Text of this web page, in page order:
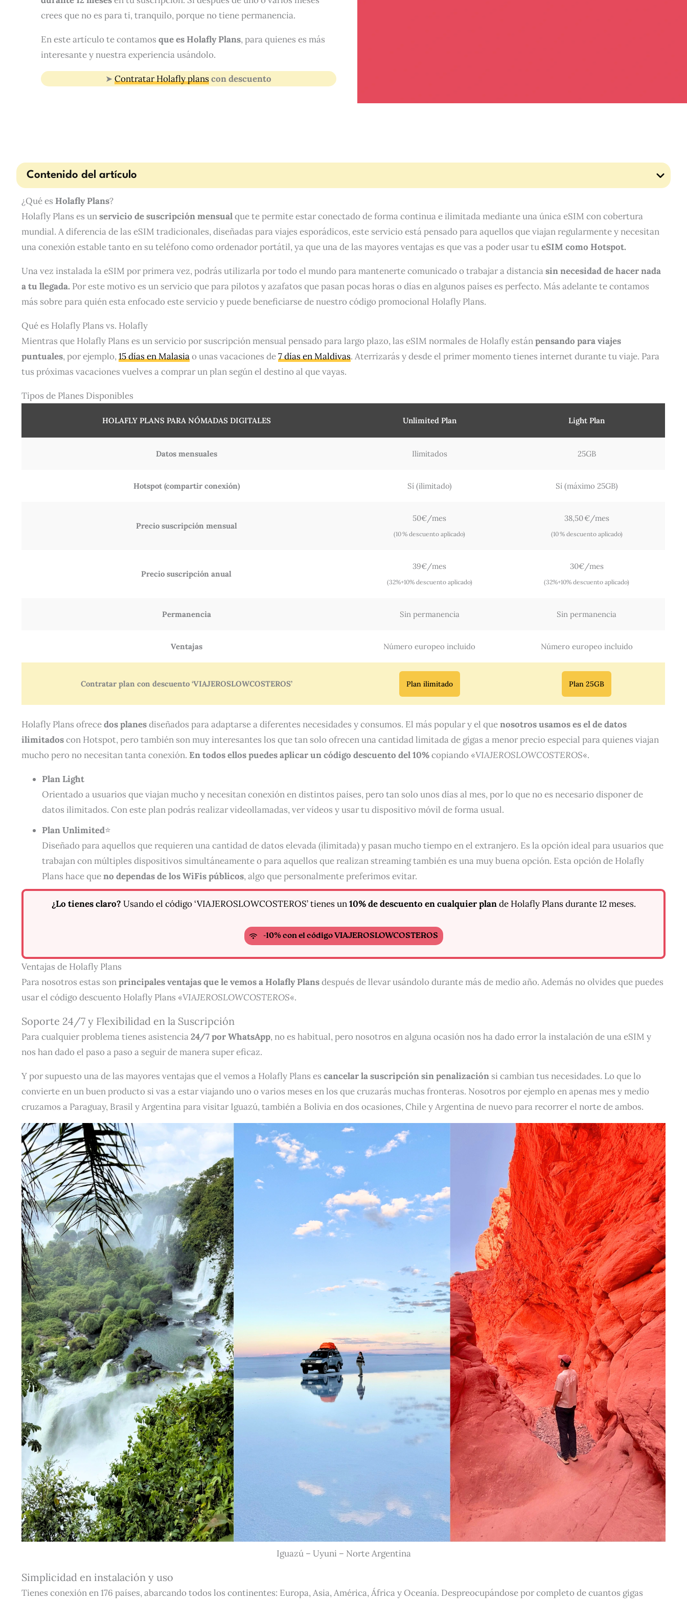
crees que no es para ti, tranquilo, porque no tiene permanencia.
En este artículo te contamos que es Holafly Plans, para quienes es más
interesante y nuestra experiencia usándolo.
➤Contratar Holafly planscon descuento
Contenido del artículo
¿Qué es Holafly Plans?
Holafly Plans es unservicio de suscripción mensualque te permite estar conectado de forma continua e ilimitada mediante una única eSIM con cobertura
mundial. A diferencia de las eSIM tradicionales, diseñadas para viajes esporádicos, este servicio está pensado para aquellos que viajan regularmente y necesitan
una conexión estable tanto en su teléfono como ordenador portátil, ya que una de las mayores ventajas es que vas a poder usar tueSIM como Hotspot.
Una vez instalada la eSIM por primera vez, podrás utilizarla por todo el mundo para mantenerte comunicado o trabajar a distanciasin necesidad de hacer nada
a tu llegada. Por este motivo es un servicio que para pilotos y azafatos que pasan pocas horas o días en algunos países es perfecto. Más adelante te contamos
más sobre para quién esta enfocado este servicio y puede beneficiarse de nuestro código promocional Holafly Plans.
Qué es Holafly Plans vs. Holafly
Mientras que Holafly Plans es un servicio por suscripción mensual pensado para largo plazo, las eSIM normales de Holafly estánpensando para viajes
puntuales, por ejemplo,15 días en Malasiao unas vacaciones de7 días en Maldivas. Aterrizarás y desde el primer momento tienes internet durante tu viaje. Para
tus próximas vacaciones vuelves a comprar un plan según el destino al que vayas.
Tipos de Planes Disponibles
HOLAFLY PLANS PARA NÓMADAS DIGITALES Unlimited Plan Light Plan
Datos mensuales Ilimitados 25GB
Hotspot (compartir conexión) Sí (ilimitado) Sí (máximo 25GB)
Precio suscripción mensual
50€/mes
(10 % descuento aplicado)
38,50 €/mes
(10 % descuento aplicado)
Precio suscripción anual
39€/mes
(32%+10% descuento aplicado)
30€/mes
(32%+10% descuento aplicado)
Permanencia Sin permanencia Sin permanencia
Ventajas Número europeo incluido Número europeo incluido
Contratar plan con descuento ‘VIAJEROSLOWCOSTEROS’ Plan ilimitado Plan 25GB
Holafly Plans ofrecedos planesdiseñados para adaptarse a diferentes necesidades y consumos. El más popular y el quenosotros usamos es el de datos
ilimitadoscon Hotspot, pero también son muy interesantes los que tan solo ofrecen una cantidad limitada de gigas a menor precio especial para quienes viajan
mucho pero no necesitan tanta conexión. En todos ellos puedes aplicar un código descuento del 10%copiando «VIAJEROSLOWCOSTEROS«.
Plan Light
Orientado a usuarios que viajan mucho y necesitan conexión en distintos países, pero tan solo unos días al mes, por lo que no es necesario disponer de
datos ilimitados. Con este plan podrás realizar videollamadas, ver vídeos y usar tu dispositivo móvil de forma usual.
Plan Unlimited⭐
Diseñado para aquellos que requieren una cantidad de datos elevada (ilimitada) y pasan mucho tiempo en el extranjero. Es la opción ideal para usuarios que
trabajan con múltiples dispositivos simultáneamente o para aquellos que realizan streaming también es una muy buena opción. Esta opción de Holafly
Plans hace queno dependas de los WiFis públicos, algo que personalmente preferimos evitar.
¿Lo tienes claro? Usando el código ‘VIAJEROSLOWCOSTEROS’ tienes un10% de descuento en cualquier plande Holafly Plans durante 12 meses.
-10% con el código VIAJEROSLOWCOSTEROS
Ventajas de Holafly Plans
Para nosotros estas sonprincipales ventajas que le vemos a Holafly Plansdespués de llevar usándolo durante más de medio año. Además no olvides que puedes
usar el código descuento Holafly Plans «VIAJEROSLOWCOSTEROS«.
Soporte 24/7 y Flexibilidad en la Suscripción
Para cualquier problema tienes asistencia24/7 por WhatsApp, no es habitual, pero nosotros en alguna ocasión nos ha dado error la instalación de una eSIM y
nos han dado el paso a paso a seguir de manera super eficaz.
Y por supuesto una de las mayores ventajas que el vemos a Holafly Plans es cancelar la suscripción sin penalización si cambian tus necesidades. Lo que lo
convierte en un buen producto si vas a estar viajando uno o varios meses en los que cruzarás muchas fronteras. Nosotros por ejemplo en apenas mes y medio
cruzamos a Paraguay, Brasil y Argentina para visitar Iguazú, también a Bolivia en dos ocasiones, Chile y Argentina de nuevo para recorrer el norte de ambos.
Iguazú – Uyuni – Norte Argentina
Simplicidad en instalación y uso
Tienes conexión en 176 países, abarcando todos los continentes: Europa, Asia, América, África y Oceanía. Despreocupándose por completo de cuantos gigas